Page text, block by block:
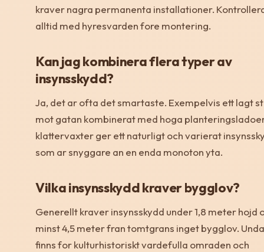
kraver nagra permanenta installationer.
alltid med hyresvarden fore montering.
Kan jag kombinera flera typer av
insynsskydd?
Ja, det ar ofta det smartaste. Exempelvis ett lagt
mot gatan kombinerat med hoga
klattervaxter ger ett naturligt och varierat
som ar snyggare an en enda monoton yta.
Vilka insynsskydd kraver bygglov?
Generellt kraver insynsskydd under 1,8 meter hojd
minst 4,5 meter fran tomtgrans inget bygglov.
finns for kulturhistoriskt vardefulla omraden och